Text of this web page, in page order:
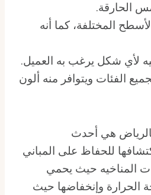
الحارقة.
المختلفة، كما أنه
الفئات ويتوافر منه ألون
هي أحدث
للحفاظ على المباني
المناخيه حيث يحمي
الحرارة وإنخفاضها حيث